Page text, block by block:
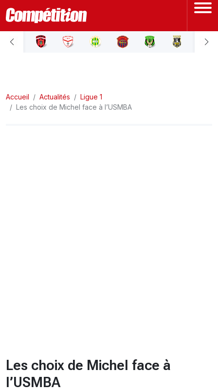
ACCUEIL
LIGUE 2
Accueil Actualités
Ligue 1
Les choix de Michel face à l’USMBA
Les choix de Michel face à
l’USMBA